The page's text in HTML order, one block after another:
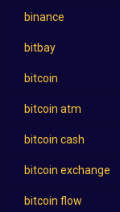
binance
bitbay
bitcoin
bitcoin atm
bitcoin cash
bitcoin exchange
bitcoin flow